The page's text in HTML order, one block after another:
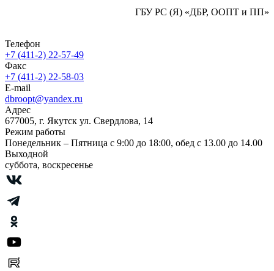
ГБУ РС (Я) «ДБР, ООПТ и ПП»
Телефон
+7 (411-2) 22-57-49
Факс
+7 (411-2) 22-58-03
E-mail
dbroopt@yandex.ru
Адрес
677005, г. Якутск ул. Свердлова, 14
Режим работы
Понедельник – Пятница с 9:00 до 18:00, обед с 13.00 до 14.00
Выходной
суббота, воскресенье